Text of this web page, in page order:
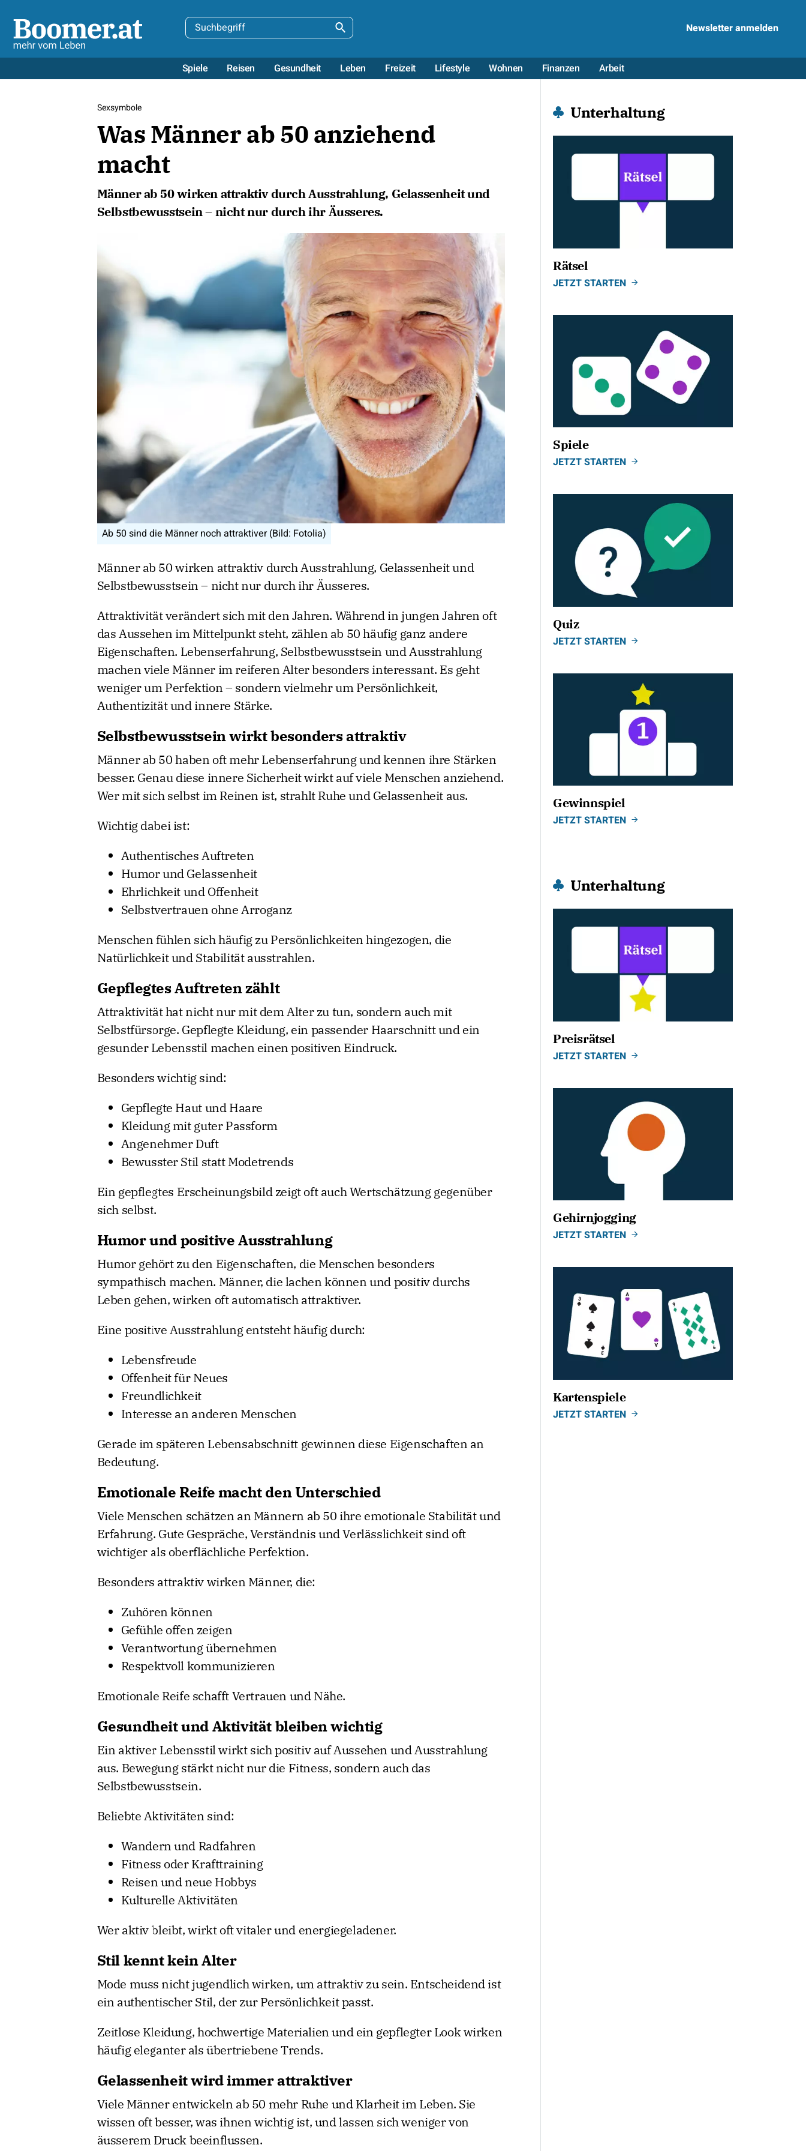
Newsletter anmelden
Spiele Reisen Gesundheit Leben Freizeit Lifestyle Wohnen Finanzen Arbeit
Sexsymbole
Was Männer ab 50 anziehend
macht
Männer ab 50 wirken attraktiv durch Ausstrahlung, Gelassenheit und
Selbstbewusstsein – nicht nur durch ihr Äusseres.
Ab 50 sind die Männer noch attraktiver (Bild: Fotolia)
Männer ab 50 wirken attraktiv durch Ausstrahlung, Gelassenheit und
Selbstbewusstsein – nicht nur durch ihr Äusseres.
Attraktivität verändert sich mit den Jahren. Während in jungen Jahren oft
das Aussehen im Mittelpunkt steht, zählen ab 50 häufig ganz andere
Eigenschaften. Lebenserfahrung, Selbstbewusstsein und Ausstrahlung
machen viele Männer im reiferen Alter besonders interessant. Es geht
weniger um Perfektion – sondern vielmehr um Persönlichkeit,
Authentizität und innere Stärke.
Selbstbewusstsein wirkt besonders attraktiv
Männer ab 50 haben oft mehr Lebenserfahrung und kennen ihre Stärken
besser. Genau diese innere Sicherheit wirkt auf viele Menschen anziehend.
Wer mit sich selbst im Reinen ist, strahlt Ruhe und Gelassenheit aus.
Wichtig dabei ist:
Authentisches Auftreten
Humor und Gelassenheit
Ehrlichkeit und Offenheit
Selbstvertrauen ohne Arroganz
Menschen fühlen sich häufig zu Persönlichkeiten hingezogen, die
Natürlichkeit und Stabilität ausstrahlen.
Gepflegtes Auftreten zählt
Attraktivität hat nicht nur mit dem Alter zu tun, sondern auch mit
Selbstfürsorge. Gepflegte Kleidung, ein passender Haarschnitt und ein
gesunder Lebensstil machen einen positiven Eindruck.
Besonders wichtig sind:
Gepflegte Haut und Haare
Kleidung mit guter Passform
Angenehmer Duft
Bewusster Stil statt Modetrends
Ein gepflegtes Erscheinungsbild zeigt oft auch Wertschätzung gegenüber
sich selbst.
Humor und positive Ausstrahlung
Humor gehört zu den Eigenschaften, die Menschen besonders
sympathisch machen. Männer, die lachen können und positiv durchs
Leben gehen, wirken oft automatisch attraktiver.
Eine positive Ausstrahlung entsteht häufig durch:
Lebensfreude
Offenheit für Neues
Freundlichkeit
Interesse an anderen Menschen
Gerade im späteren Lebensabschnitt gewinnen diese Eigenschaften an
Bedeutung.
Emotionale Reife macht den Unterschied
Viele Menschen schätzen an Männern ab 50 ihre emotionale Stabilität und
Erfahrung. Gute Gespräche, Verständnis und Verlässlichkeit sind oft
wichtiger als oberflächliche Perfektion.
Besonders attraktiv wirken Männer, die:
Zuhören können
Gefühle offen zeigen
Verantwortung übernehmen
Respektvoll kommunizieren
Emotionale Reife schafft Vertrauen und Nähe.
Gesundheit und Aktivität bleiben wichtig
Ein aktiver Lebensstil wirkt sich positiv auf Aussehen und Ausstrahlung
aus. Bewegung stärkt nicht nur die Fitness, sondern auch das
Selbstbewusstsein.
Beliebte Aktivitäten sind:
Wandern und Radfahren
Fitness oder Krafttraining
Reisen und neue Hobbys
Kulturelle Aktivitäten
Wer aktiv bleibt, wirkt oft vitaler und energiegeladener.
Stil kennt kein Alter
Mode muss nicht jugendlich wirken, um attraktiv zu sein. Entscheidend ist
ein authentischer Stil, der zur Persönlichkeit passt.
Zeitlose Kleidung, hochwertige Materialien und ein gepflegter Look wirken
häufig eleganter als übertriebene Trends.
Gelassenheit wird immer attraktiver
Viele Männer entwickeln ab 50 mehr Ruhe und Klarheit im Leben. Sie
wissen oft besser, was ihnen wichtig ist, und lassen sich weniger von
äusserem Druck beeinflussen.
Unterhaltung
Rätsel
JETZT STARTEN
Spiele
JETZT STARTEN
Quiz
JETZT STARTEN
Gewinnspiel
JETZT STARTEN
Unterhaltung
Preisrätsel
JETZT STARTEN
Gehirnjogging
JETZT STARTEN
Kartenspiele
JETZT STARTEN